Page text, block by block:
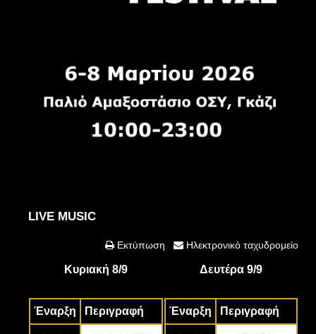
LIVE MUSIC
Εκτύπωση Ηλεκτρονικό ταχυδρομείο
Κυριακή 8/9 Δευτέρα 9/9
Έναρξη Περιγραφή Έναρξη Περιγραφή